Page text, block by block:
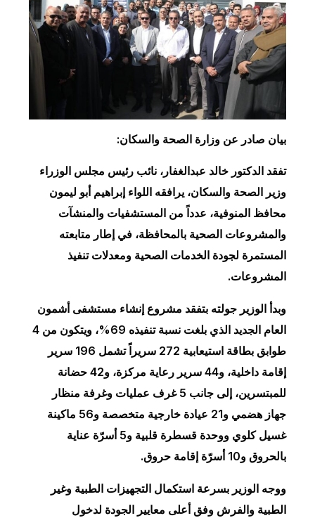
بيان صادر عن وزارة الصحة والسكان:
تفقد الدكتور خالد عبدالغفار، نائب رئيس مجلس الوزراء
وزير الصحة والسكان، يرافقه اللواء إبراهيم أبو ليمون
محافظ المنوفية، عدداً من المستشفيات والمنشآت
والمشروعات الصحية بالمحافظة، في إطار متابعته
المستمرة لجودة الخدمات الصحية ومعدلات تنفيذ
المشروعات.
وبدأ الوزير جولته بتفقد مشروع إنشاء مستشفى أشمون
العام الجديد الذي بلغت نسبة تنفيذه 69%، ويتكون من 4
طوابق بطاقة استيعابية 272 سريراً تشمل 196 سرير
إقامة داخلية، و44 سرير رعاية مركزة، و42 حضانة
للمبتسرين، إلى جانب 5 غرف عمليات وغرفة منظار
جهاز هضمي و21 عيادة خارجية متخصصة و56 ماكينة
غسيل كلوي ووحدة قسطرة قلبية و5 أسرّة عناية
بالحروق و10 أسرّة إقامة حروق.
ووجه الوزير بسرعة استكمال التجهيزات الطبية وغير
الطبية والفرش وفق أعلى معايير الجودة لدخول